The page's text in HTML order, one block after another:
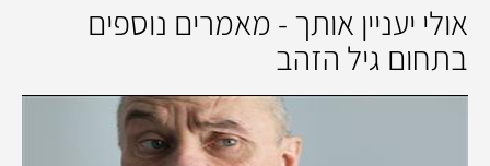
אולי יעניין אותך - מאמרים נוספים
בתחום גיל הזהב